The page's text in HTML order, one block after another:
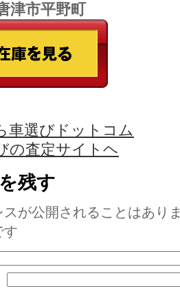
津市平野町
車選びドットコム
の査定サイトヘ
残す
スが公開されることはあり
す